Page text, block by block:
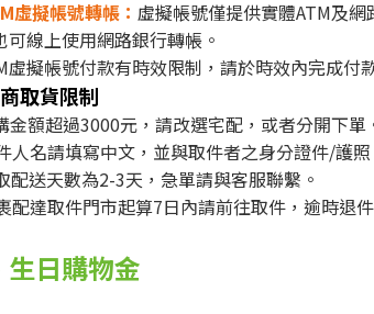
虛擬帳號轉帳： 虛擬帳號僅提供實體ATM及
可線上使用網路銀行轉帳。
擬帳號付款有時效限制，請於時效內完成付
取貨限制
金額超過3000元，請改選宅配，或者分開下單
人名請填寫中文，並與取件者之身分證件/護
配送天數為2-3天，急單請與客服聯繫。
配達取件門市起算7日內請前往取件，逾時退
生日購物金